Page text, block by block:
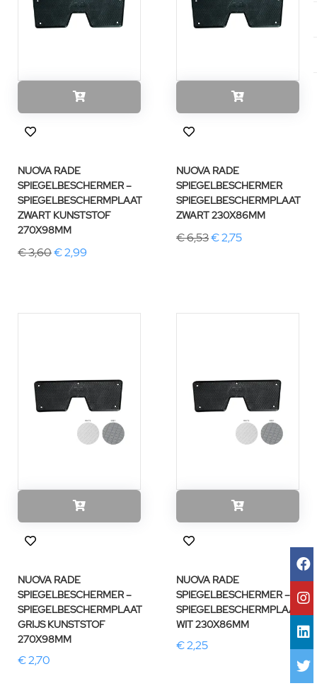
NUOVA RADE
SPIEGELBESCHERMER –
SPIEGELBESCHERMPLAAT
ZWART KUNSTSTOF
270X98MM
€ 3,60€ 2,99
NUOVA RADE
SPIEGELBESCHERMER
SPIEGELBESCHERMPLAAT
ZWART 230X86MM
€ 6,53€ 2,75
NUOVA RADE
SPIEGELBESCHERMER –
SPIEGELBESCHERMPLAAT
GRIJS KUNSTSTOF
270X98MM
€ 2,70
NUOVA RADE
SPIEGELBESCHERMER –
SPIEGELBESCHERMPLAAT
WIT 230X86MM
€ 2,25